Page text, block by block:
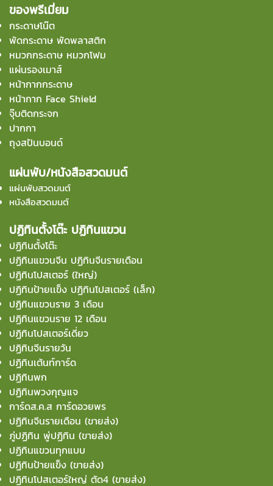
ของพรีเมี่ยม
กระดาษโน๊ต
พัดกระดาษ พัดพลาสติก
หมวกกระดาษ หมวกโฟม
แผ่นรองเมาส์
หน้ากากกระดาษ
หน้ากาก Face Shield
จุ๊บติดกระจก
ปากกา
ถุงสปันบอนด์
แผ่นพับ/หนังสือสวดมนต์
แผ่นพับสวดมนต์
หนังสือสวดมนต์
ปฏิทินตั้งโต๊ะ ปฏิทินแขวน
ปฏิทินตั้งโต๊ะ
ปฏิทินแขวนจีน ปฏิทินจีนรายเดือน
ปฏิทินโปสเตอร์ (ใหญ่)
ปฏิทินป้ายเเข็ง ปฏิทินโปสเตอร์ (เล็ก)
ปฏิทินแขวนราย 3 เดือน
ปฏิทินแขวนราย 12 เดือน
ปฏิทินโปสเตอร์เดี่ยว
ปฏิทินจีนรายวัน
ปฏิทินเต้นท์การ์ด
ปฏิทินพก
ปฏิทินพวงกุญแจ
การ์ดส.ค.ส การ์ดอวยพร
ปฏิทินจีนรายเดือน (ขายส่ง)
ภู่ปฏิทิน พู่ปฏิทิน (ขายส่ง)
ปฏิทินแขวนทุกแบบ
ปฏิทินป้ายแข็ง (ขายส่ง)
ปฏิทินโปสเตอร์ใหญ่ ตัด4 (ขายส่ง)